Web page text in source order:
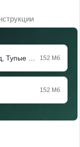
152 Мб
152 Мб